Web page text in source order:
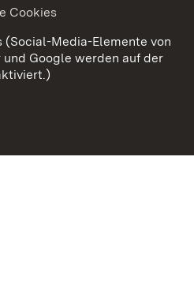
Benutzungshinweise
Cookies
Cookies
Media-Elemente von
Google werden auf der